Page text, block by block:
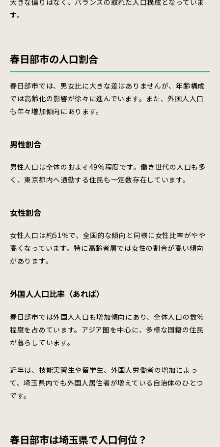
大きな偏りはなく、バランスの取れた人口構成となっていま
す。
春日部市の人口割合
春日部市では、男女比に大きな差はありませんが、年齢構成
では高齢化の影響が徐々に進んでいます。また、外国人人口
も年々増加傾向にあります。
男性割合
男性人口は全体のおよそ49％程度です。働き世代の人口も多
く、東京都内へ通勤する住民も一定数存在しています。
女性割合
女性人口は約51％で、全国的な傾向と同様に女性比率がやや
高くなっています。特に高齢者層では女性の割合が高い傾向
があります。
外国人人口比率（あれば）
春日部市では外国人人口も増加傾向にあり、全体人口の数％
程度を占めています。アジア圏を中心に、多様な国籍の住民
が暮らしています。
近年は、技能実習生や留学生、外国人労働者の増加によっ
て、埼玉県内でも外国人居住者が増えている自治体のひとつ
です。
春日部市は埼玉県で人口何位？